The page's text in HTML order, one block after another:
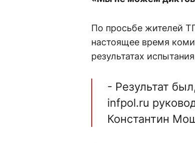
По просьбе жителей
настоящее время
результатах
- Результат
infpol.ru
Константин